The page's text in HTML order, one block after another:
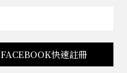
FACEBOOK快速註冊